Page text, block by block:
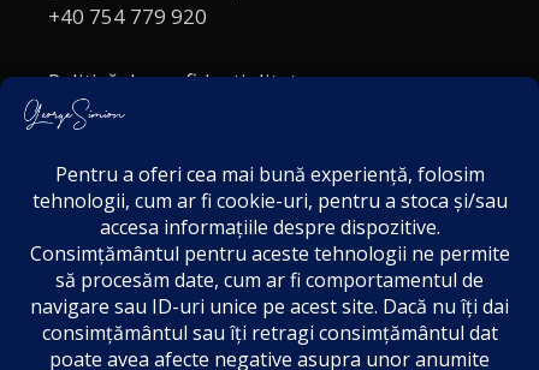
+40 754 779 920
Politică de confidențialitate
Politica cookies
Acordul de markting
Disclaimer